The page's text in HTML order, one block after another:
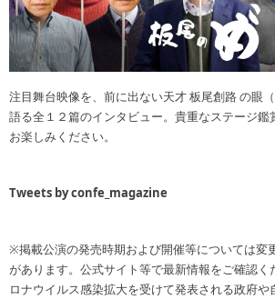
注目舞台映像を、前に出ない天才 板尾創路 の眼
語る全１２篇のインタビュー。貴重なステージ鑑
お楽しみください。
Tweets by confe_magazine
※掲載公演の発売時期および開催等については変
があります。公式サイト等で最新情報をご確認く
ロナウイルス感染拡大を受けて発表される政府